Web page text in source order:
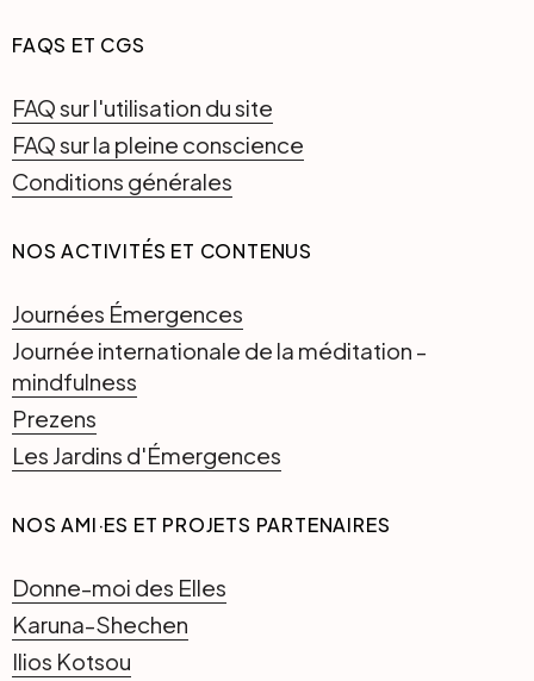
FAQS ET CGS
FAQ sur l'utilisation du site
FAQ sur la pleine conscience
Conditions générales
NOS ACTIVITÉS ET CONTENUS
Journées Émergences
Journée internationale de la méditation -
mindfulness
Prezens
Les Jardins d'Émergences
NOS AMI·ES ET PROJETS PARTENAIRES
Donne-moi des Elles
Karuna-Shechen
Ilios Kotsou